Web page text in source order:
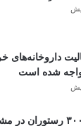
داروخانه‌های
شده است